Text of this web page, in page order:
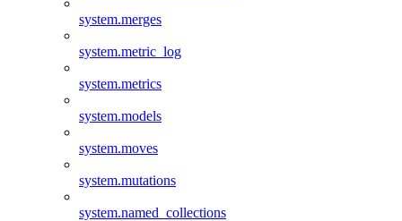
system.merges
system.metric_log
system.metrics
system.models
system.moves
system.mutations
system.named_collections